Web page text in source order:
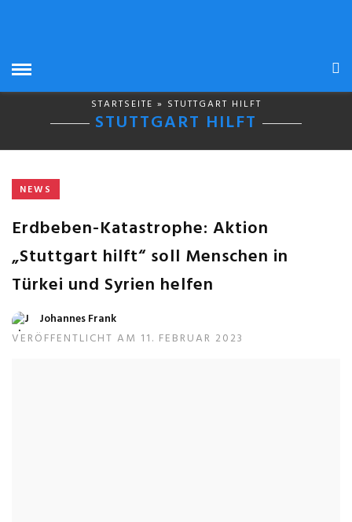
STARTSEITE » STUTTGART HILFT
STUTTGART HILFT
NEWS
Erdbeben-Katastrophe: Aktion
„Stuttgart hilft“ soll Menschen in
Türkei und Syrien helfen
Johannes Frank
VERÖFFENTLICHT AM 11. FEBRUAR 2023